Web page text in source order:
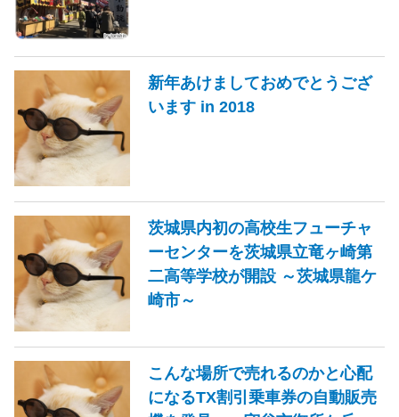
新年あけましておめでとうござ
います in 2018
茨城県内初の高校生フューチャ
ーセンターを茨城県立竜ヶ崎第
二高等学校が開設 ～茨城県龍ケ
崎市～
こんな場所で売れるのかと心配
になるTX割引乗車券の自動販売